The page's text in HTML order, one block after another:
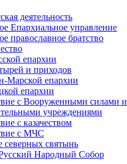
деятельность
Епархиальное управление
православное братство
епархии
и приходов
Марской епархии
епархии
с Вооруженными силами и
учреждениями
с казачеством
с МЧС
северных святынь
Народный Собор